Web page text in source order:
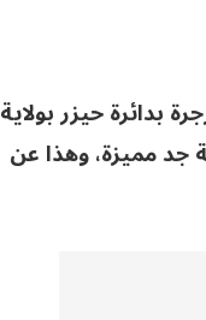
حيزر بولاية
الأمازيغية الجديدة “يناير2976″، بطريقة جد مميزة، وهذا عن